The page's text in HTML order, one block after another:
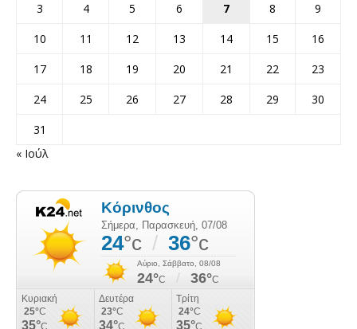
3
4 5 6 7 8
9
10
11 12 13 14 15
16
17
18 19 20 21 22
23
24
25 26 27 28 29
30
31
« Ιούλ